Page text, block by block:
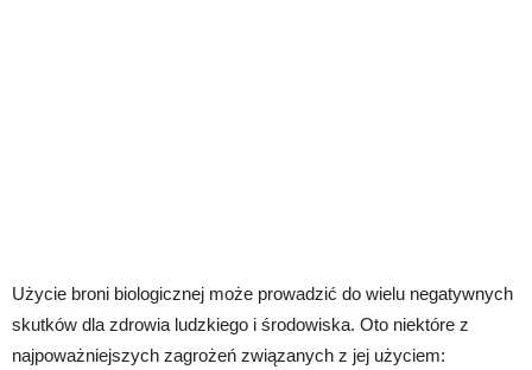
Użycie broni biologicznej może prowadzić do wielu negatywnych
skutków dla zdrowia ludzkiego i środowiska. Oto niektóre z
najpoważniejszych zagrożeń związanych z jej użyciem: